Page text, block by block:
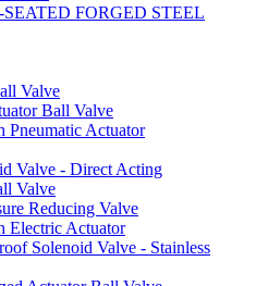
FORGED STEEL
Valve
Ball Valve
Pneumatic Actuator
Valve - Direct Acting
Valve
Reducing Valve
Electric Actuator
Solenoid Valve - Stainless